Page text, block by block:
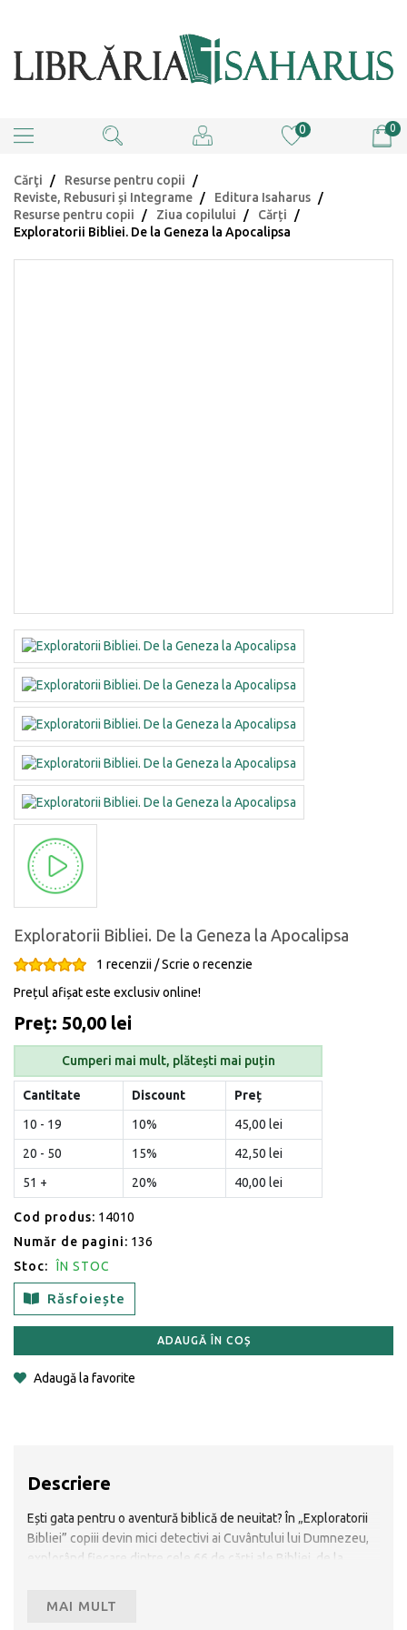
0 0
Cărţi
Resurse pentru copii
Reviste, Rebusuri și Integrame
Editura Isaharus
Resurse pentru copii
Ziua copilului
Cărți
Exploratorii Bibliei. De la Geneza la Apocalipsa
Exploratorii Bibliei. De la Geneza la Apocalipsa
1 recenzii /Scrie o recenzie
Prețul afișat este exclusiv online!
Preț: 50,00 lei
Cumperi mai mult, plătești mai puțin
Cantitate Discount
Preț
10 - 19
10%
45,00 lei
20 - 50
15%
42,50 lei
51 +
20% 40,00 lei
Cod produs: 14010
Număr de pagini: 136
Stoc:
ÎN STOC
Răsfoiește
ADAUGĂ ÎN COȘ
Adaugă la favorite
Descriere
Ești gata pentru o aventură biblică de neuitat? În „Exploratorii
Bibliei” copiii devin mici detectivi ai Cuvântului lui Dumnezeu,
explorând fiecare dintre cele 66 de cărți ale Bibliei, de la
MAI MULT